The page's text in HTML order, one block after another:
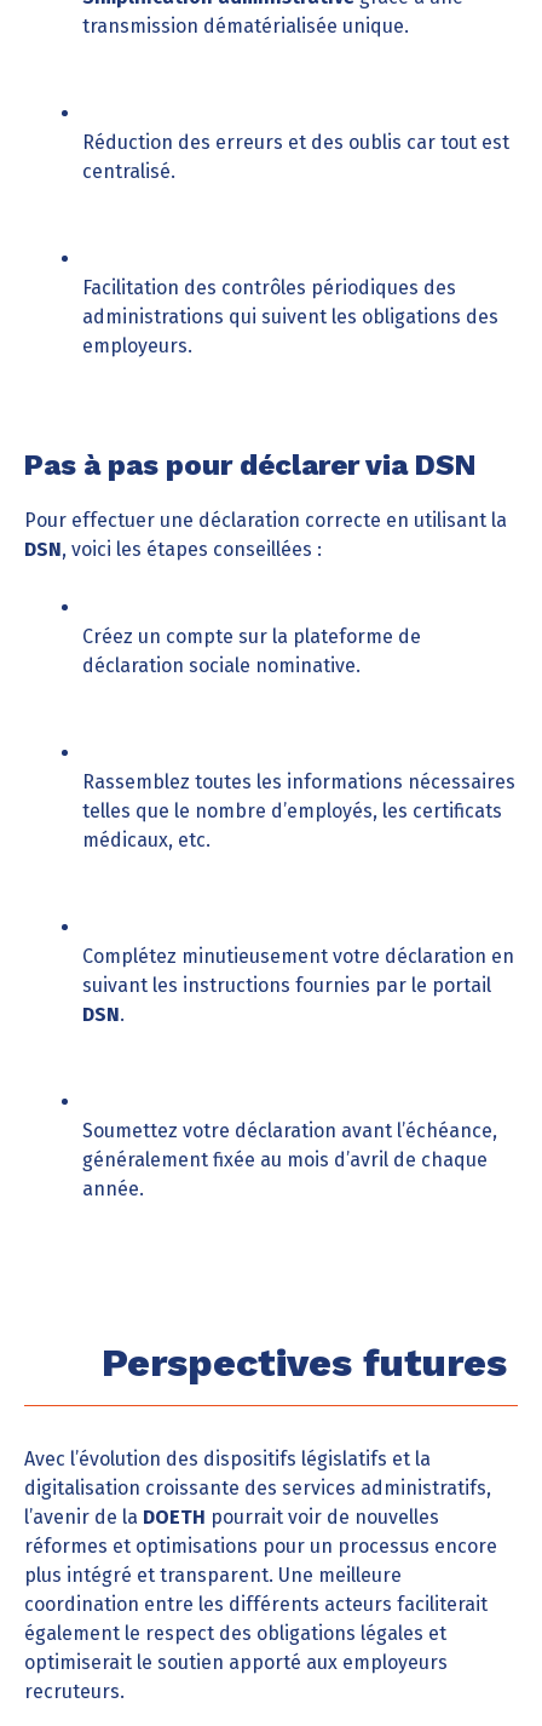
transmission dématérialisée unique.
Réduction des erreurs et des oublis car tout est
centralisé.
Facilitation des contrôles périodiques des
administrations qui suivent les obligations des
employeurs.
Pas à pas pour déclarer via DSN
Pour effectuer une déclaration correcte en utilisant la
DSN, voici les étapes conseillées :
Créez un compte sur la plateforme de
déclaration sociale nominative.
Rassemblez toutes les informations nécessaires
telles que le nombre d’employés, les certificats
médicaux, etc.
Complétez minutieusement votre déclaration en
suivant les instructions fournies par le portail
DSN.
Soumettez votre déclaration avant l’échéance,
généralement fixée au mois d’avril de chaque
année.
Perspectives futures
Avec l’évolution des dispositifs législatifs et la
digitalisation croissante des services administratifs,
l’avenir de la DOETH pourrait voir de nouvelles
réformes et optimisations pour un processus encore
plus intégré et transparent. Une meilleure
coordination entre les différents acteurs faciliterait
également le respect des obligations légales et
optimiserait le soutien apporté aux employeurs
recruteurs.